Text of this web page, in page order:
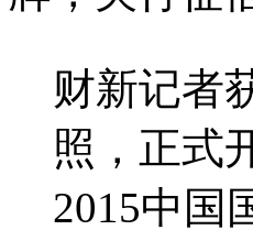
财新记者
照，正式
2015中国